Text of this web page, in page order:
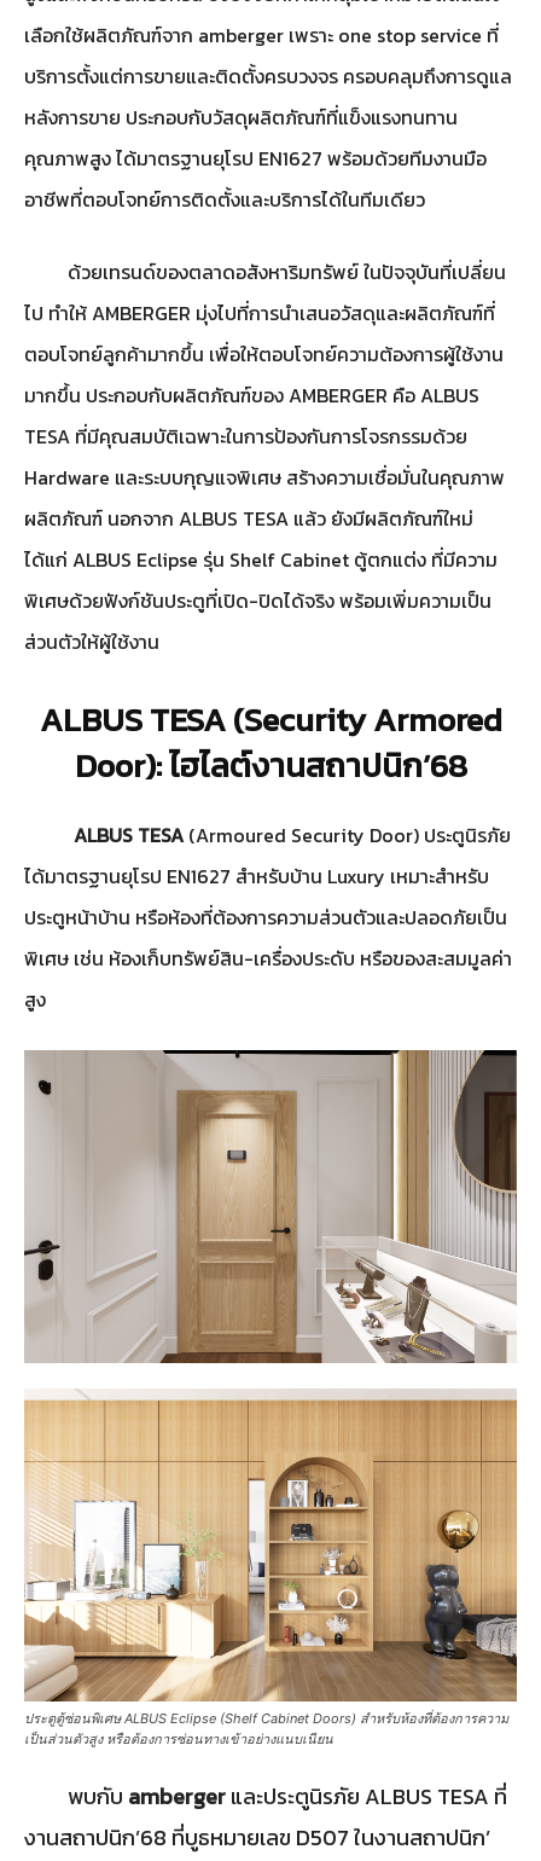
เลือกใช้ผลิตภัณฑ์จาก amberger เพราะ one stop service ที่
บริการตั้งแต่การขายและติดตั้งครบวงจร ครอบคลุมถึงการดูแล
หลังการขาย ประกอบกับวัสดุผลิตภัณฑ์ที่แข็งแรงทนทาน
คุณภาพสูง ได้มาตรฐานยุโรป EN1627 พร้อมด้วยทีมงานมือ
อาชีพที่ตอบโจทย์การติดตั้งและบริการได้ในทีมเดียว
ด้วยเทรนด์ของตลาดอสังหาริมทรัพย์ ในปัจจุบันที่เปลี่ยน
ไป ทำให้ AMBERGER มุ่งไปที่การนำเสนอวัสดุและผลิตภัณฑ์ที่
ตอบโจทย์ลูกค้ามากขึ้น เพื่อให้ตอบโจทย์ความต้องการผู้ใช้งาน
มากขึ้น ประกอบกับผลิตภัณฑ์ของ AMBERGER คือ ALBUS
TESA ที่มีคุณสมบัติเฉพาะในการป้องกันการโจรกรรมด้วย
Hardware และระบบกุญแจพิเศษ สร้างความเชื่อมั่นในคุณภาพ
ผลิตภัณฑ์ นอกจาก ALBUS TESA แล้ว ยังมีผลิตภัณฑ์ใหม่
ได้แก่ ALBUS Eclipse รุ่น Shelf Cabinet ตู้ตกแต่ง ที่มีความ
พิเศษด้วยฟังก์ชันประตูที่เปิด-ปิดได้จริง พร้อมเพิ่มความเป็น
ส่วนตัวให้ผู้ใช้งาน
ALBUS TESA (Security Armored
Door): ไฮไลต์งานสถาปนิก’68
ALBUS TESA(Armoured Security Door) ประตูนิรภัย
ได้มาตรฐานยุโรป EN1627 สำหรับบ้าน Luxury เหมาะสำหรับ
ประตูหน้าบ้าน หรือห้องที่ต้องการความส่วนตัวและปลอดภัยเป็น
พิเศษ เช่น ห้องเก็บทรัพย์สิน-เครื่องประดับ หรือของสะสมมูลค่า
สูง
ประตูตู้ซ่อนพิเศษ ALBUS Eclipse (Shelf Cabinet Doors) สำหรับห้องที่ต้องการความ
เป็นส่วนตัวสูง หรือต้องการซ่อนทางเข้าอย่างแนบเนียน
พบกับ ambergerและประตูนิรภัย ALBUS TESA ที่
งานสถาปนิก’68 ที่บูธหมายเลข D507 ในงานสถาปนิก’